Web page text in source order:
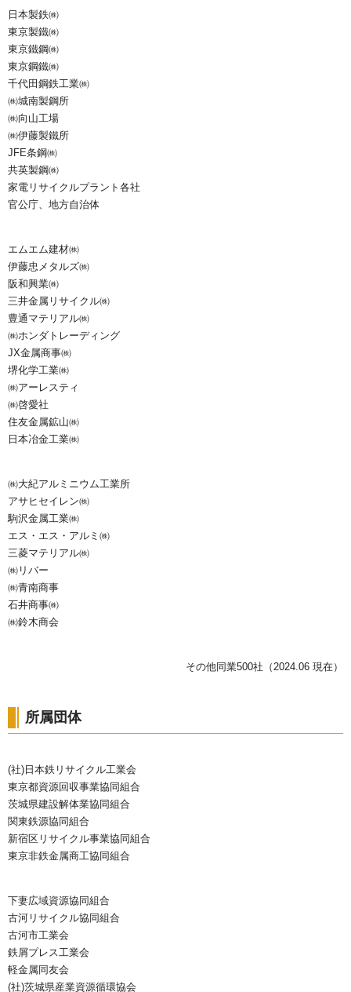
日本製鉄㈱
東京製鐵㈱
東京鐵鋼㈱
東京鋼鐵㈱
千代田鋼鉄工業㈱
㈱城南製鋼所
㈱向山工場
㈱伊藤製鐵所
JFE条鋼㈱
共英製鋼㈱
家電リサイクルプラント各社
官公庁、地方自治体
エムエム建材㈱
伊藤忠メタルズ㈱
阪和興業㈱
三井金属リサイクル㈱
豊通マテリアル㈱
㈱ホンダトレーディング
JX金属商事㈱
堺化学工業㈱
㈱アーレスティ
㈱啓愛社
住友金属鉱山㈱
日本冶金工業㈱
㈱大紀アルミニウム工業所
アサヒセイレン㈱
駒沢金属工業㈱
エス・エス・アルミ㈱
三菱マテリアル㈱
㈱リバー
㈱青南商事
石井商事㈱
㈱鈴木商会
その他同業500社（2024.06 現在）
所属団体
(社)日本鉄リサイクル工業会
東京都資源回収事業協同組合
茨城県建設解体業協同組合
関東鉄源協同組合
新宿区リサイクル事業協同組合
東京非鉄金属商工協同組合
下妻広域資源協同組合
古河リサイクル協同組合
古河市工業会
鉄屑プレス工業会
軽金属同友会
(社)茨城県産業資源循環協会